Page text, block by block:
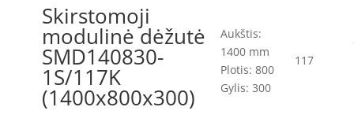
Skirstomoji
modulinė dėžutė
SMD140830-
1S/117K
(1400x800x300)
Aukštis:
1400 mm
Plotis: 800
Gylis: 300
117